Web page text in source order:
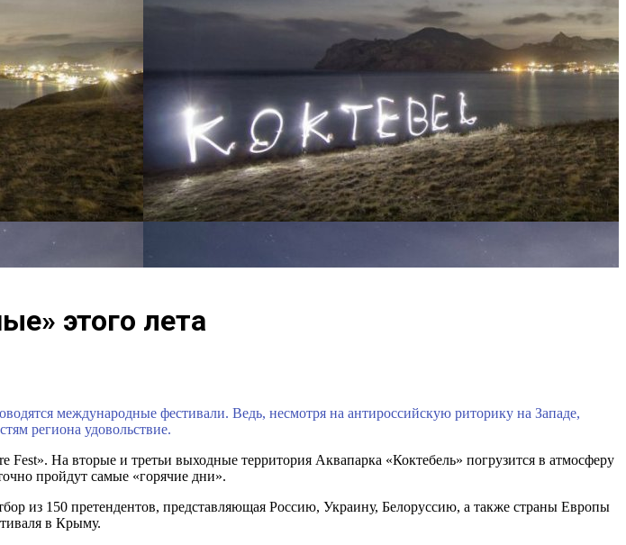
этого лета
международные фестивали. Ведь, несмотря на антироссийскую риторику на Западе,
региона удовольствие.
На вторые и третьи выходные территория Аквапарка «Коктебель» погрузится в атмосферу
пройдут самые «горячие дни».
из 150 претендентов, представляющая Россию, Украину, Белоруссию, а также страны Европы
в Крыму.